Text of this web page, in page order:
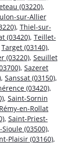
(03220),
sur-Allier
, Thiel-sur-
(03420), Teillet-
Target (03140),
(03220), Seuillet
, Sazeret
, Sanssat (03150),
(03420),
, Saint-Sornin
en-Rollat
, Saint-Priest-
(03500),
Plaisir (03160),